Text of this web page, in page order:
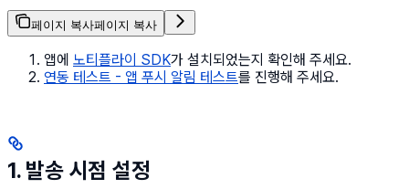
페이지 복사페이지 복사
앱에 노티플라이 SDK가 설치되었는지 확인해 주세요.
연동 테스트 - 앱 푸시 알림 테스트를 진행해 주세요.
1. 발송 시점 설정